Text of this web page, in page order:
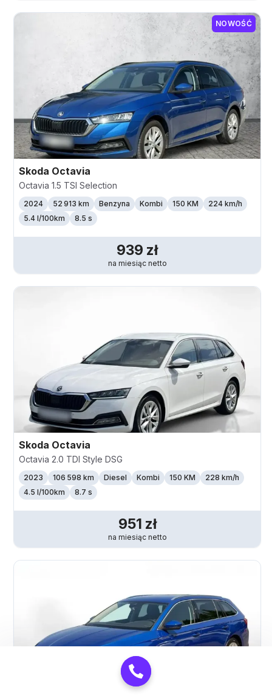
NOWOŚĆ
Skoda Octavia
Octavia 1.5 TSI Selection
2024 52 913 km Benzyna Kombi 150 KM 224 km/h
5.4 l/100km
8.5 s
939 zł
na miesiąc netto
Skoda Octavia
Octavia 2.0 TDI Style DSG
2023 106 598 km Diesel Kombi 150 KM 228 km/h
4.5 l/100km
8.7 s
951 zł
na miesiąc netto